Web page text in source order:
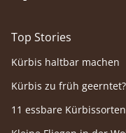
Top Stories
Kürbis haltbar machen
Kürbis zu früh geerntet?
11 essbare Kürbissorten